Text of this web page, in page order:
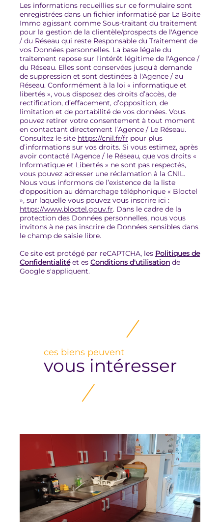
Les informations recueillies sur ce formulaire sont
enregistrées dans un fichier informatisé par La Boite
Immo agissant comme Sous-traitant du traitement
pour la gestion de la clientèle/prospects de l'Agence
/ du Réseau qui reste Responsable du Traitement de
vos Données personnelles. La base légale du
traitement repose sur l'intérêt légitime de l'Agence /
du Réseau. Elles sont conservées jusqu'à demande
de suppression et sont destinées à l'Agence / au
Réseau. Conformément à la loi « informatique et
libertés », vous disposez des droits d’accès, de
rectification, d’effacement, d’opposition, de
limitation et de portabilité de vos données. Vous
pouvez retirer votre consentement à tout moment
en contactant directement l’Agence / Le Réseau.
Consultez le site https://cnil.fr/fr pour plus
d’informations sur vos droits. Si vous estimez, après
avoir contacté l'Agence / le Réseau, que vos droits «
Informatique et Libertés » ne sont pas respectés,
vous pouvez adresser une réclamation à la CNIL.
Nous vous informons de l’existence de la liste
d'opposition au démarchage téléphonique « Bloctel
», sur laquelle vous pouvez vous inscrire ici :
https://www.bloctel.gouv.fr. Dans le cadre de la
protection des Données personnelles, nous vous
invitons à ne pas inscrire de Données sensibles dans
le champ de saisie libre.
Ce site est protégé par reCAPTCHA, les Politiques de
Confidentialitéet es Conditions d'utilisation de
Google s'appliquent.
ces biens peuvent
vous intéresser